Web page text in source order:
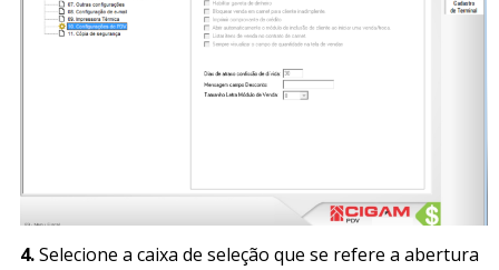
4.Selecione a caixa de seleção que se refere a abertura